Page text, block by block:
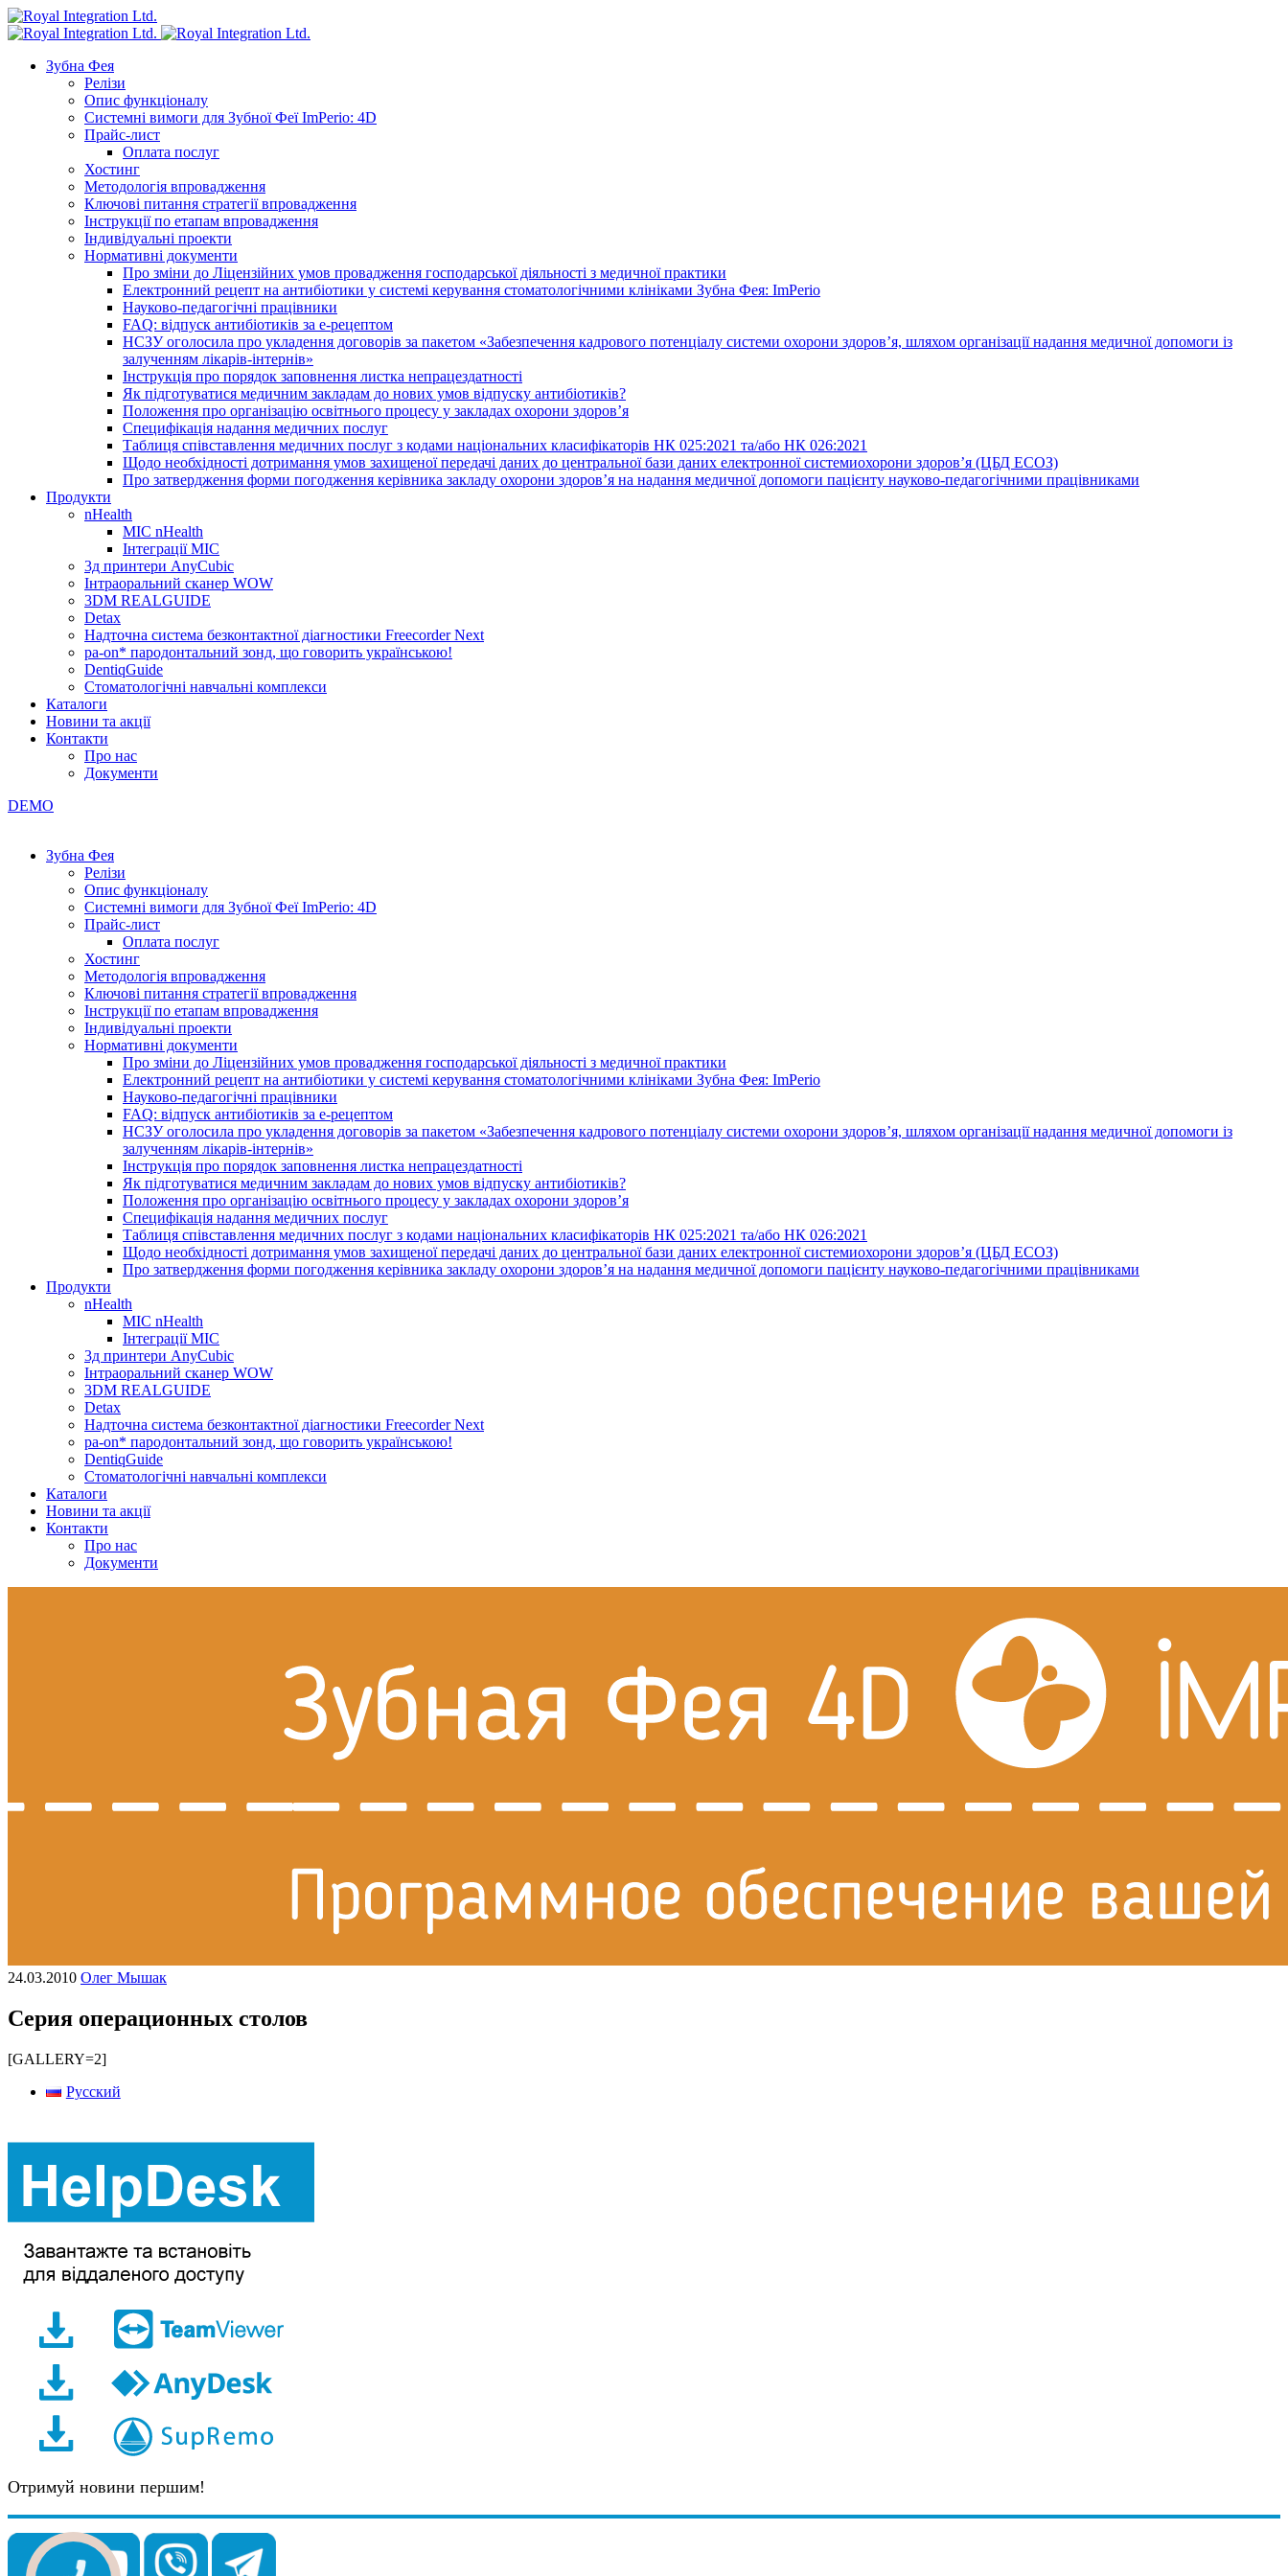
Зубна Фея
Релізи
Опис функціоналу
Системні вимоги для Зубної Феї ImPerio: 4D
Прайс-лист
Оплата послуг
Хостинг
Методологія впровадження
Ключові питання стратегії впровадження
Інструкції по етапам впровадження
Індивідуальні проекти
Нормативні документи
Про зміни до Ліцензійних умов провадження господарської діяльності з медичної практики
Електронний рецепт на антибіотики у системі керування стоматологічними клініками Зубна Фея: ImPerio
Науково-педагогічні працівники
FAQ: відпуск антибіотиків за е-рецептом
НСЗУ оголосила про укладення договорів за пакетом «Забезпечення кадрового потенціалу системи охорони здоров’я, шляхом організації надання медичної допомоги із
залученням лікарів-інтернів»
Інструкція про порядок заповнення листка непрацездатності
Як підготуватися медичним закладам до нових умов відпуску антибіотиків?
Положення про організацію освітнього процесу у закладах охорони здоров’я
Специфікація надання медичних послуг
Таблиця співставлення медичних послуг з кодами національних класифікаторів НК 025:2021 та/або НК 026:2021
Щодо необхідності дотримання умов захищеної передачі даних до центральної бази даних електронної системиохорони здоров’я (ЦБД ЕСОЗ)
Про затвердження форми погодження керівника закладу охорони здоров’я на надання медичної допомоги пацієнту науково-педагогічними працівниками
Продукти
nHealth
МІС nHealth
Інтеграції МІС
3д принтери AnyCubic
Інтраоральний сканер WOW
3DM REALGUIDE
Detax
Надточна система безконтактної діагностики Freecorder Next
pa-on* пародонтальний зонд, що говорить українською!
DentiqGuide
Стоматологічні навчальні комплекси
Каталоги
Новини та акції
Контакти
Про нас
Документи
DEMO
Зубна Фея
Релізи
Опис функціоналу
Системні вимоги для Зубної Феї ImPerio: 4D
Прайс-лист
Оплата послуг
Хостинг
Методологія впровадження
Ключові питання стратегії впровадження
Інструкції по етапам впровадження
Індивідуальні проекти
Нормативні документи
Про зміни до Ліцензійних умов провадження господарської діяльності з медичної практики
Електронний рецепт на антибіотики у системі керування стоматологічними клініками Зубна Фея: ImPerio
Науково-педагогічні працівники
FAQ: відпуск антибіотиків за е-рецептом
НСЗУ оголосила про укладення договорів за пакетом «Забезпечення кадрового потенціалу системи охорони здоров’я, шляхом організації надання медичної допомоги із
залученням лікарів-інтернів»
Інструкція про порядок заповнення листка непрацездатності
Як підготуватися медичним закладам до нових умов відпуску антибіотиків?
Положення про організацію освітнього процесу у закладах охорони здоров’я
Специфікація надання медичних послуг
Таблиця співставлення медичних послуг з кодами національних класифікаторів НК 025:2021 та/або НК 026:2021
Щодо необхідності дотримання умов захищеної передачі даних до центральної бази даних електронної системиохорони здоров’я (ЦБД ЕСОЗ)
Про затвердження форми погодження керівника закладу охорони здоров’я на надання медичної допомоги пацієнту науково-педагогічними працівниками
Продукти
nHealth
МІС nHealth
Інтеграції МІС
3д принтери AnyCubic
Інтраоральний сканер WOW
3DM REALGUIDE
Detax
Надточна система безконтактної діагностики Freecorder Next
pa-on* пародонтальний зонд, що говорить українською!
DentiqGuide
Стоматологічні навчальні комплекси
Каталоги
Новини та акції
Контакти
Про нас
Документи
24.03.2010 Олег Мышак
Серия операционных столов
[GALLERY=2]
Русский
Отримуй новини першим!